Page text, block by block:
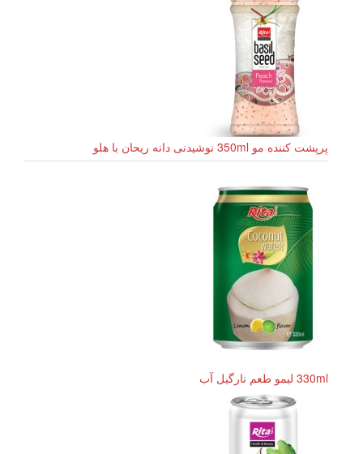
پرپشت کننده مو 350ml نوشیدنی دانه ریحان با هلو
330ml لیمو طعم نارگیل آب